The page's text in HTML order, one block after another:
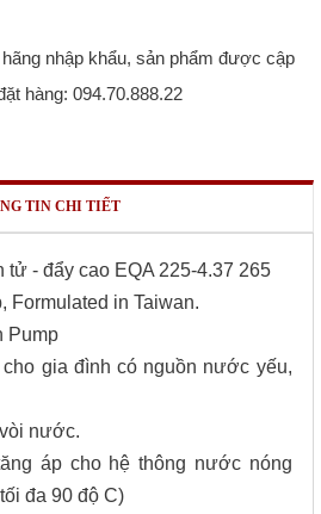
nhập khẩu, sản phẩm được cập
hàng: 094.70.888.22
TIN CHI TIẾT
tử - đẩy cao EQA 225-4.37 265
Formulated in Taiwan.
Pump
gia đình có nguồn nước yếu,
nước.
áp cho hệ thông nước nóng
đa 90 độ C)